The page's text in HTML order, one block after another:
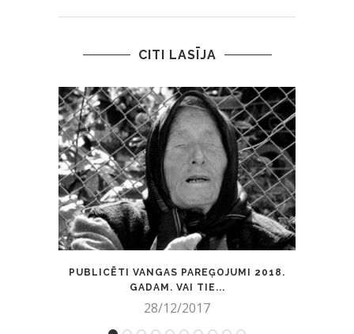
CITI LASĪJA
PUBLICĒTI VANGAS PAREĢOJUMI 2018.
GADAM. VAI TIE...
28/12/2017